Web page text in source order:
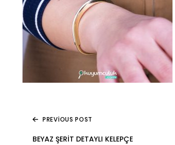
PREVIOUS POST
BEYAZ ŞERIT DETAYLI KELEPÇE